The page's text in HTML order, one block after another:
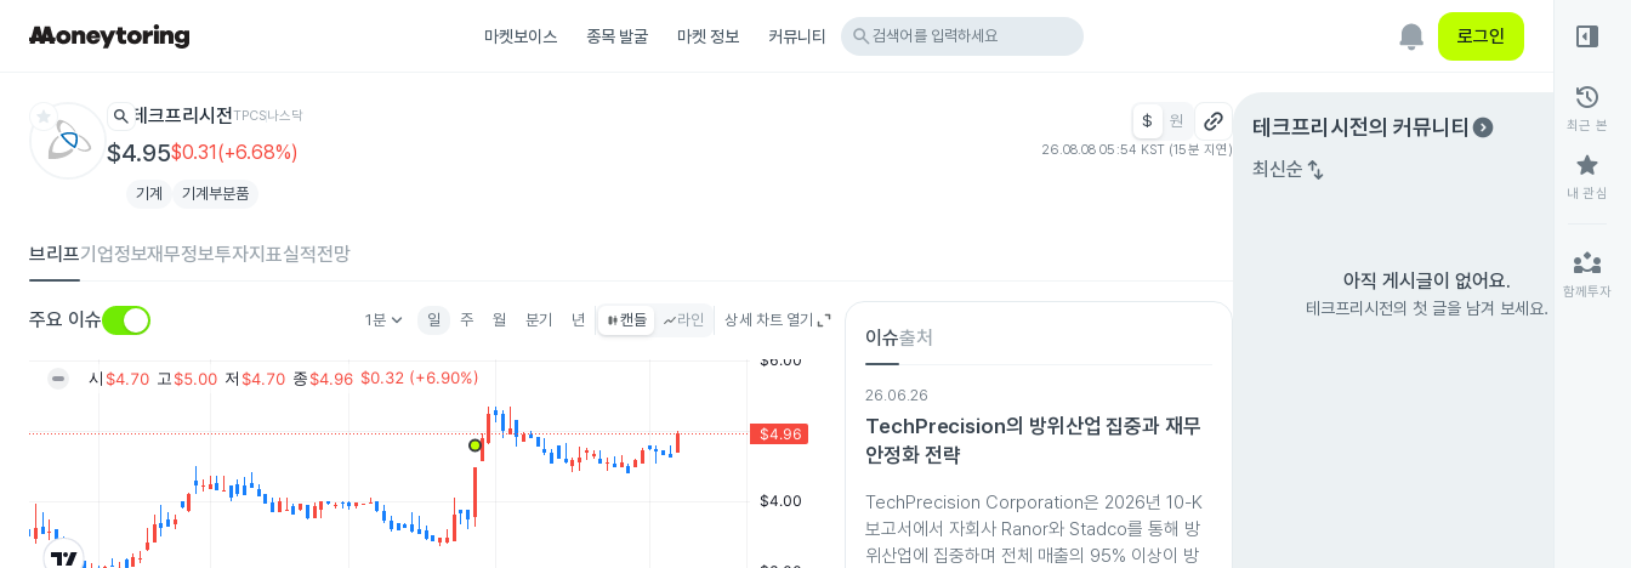
마켓보이스 종목 발굴 마켓 정보 커뮤니티 search 검색어를 입력하세요 로그인
star search 테크프리시전TPCS나스닥
$4.95$0.31(+6.68%)
$ 원
26.08.08 05:54 KST (15분 지연)
기계 기계부분품
브리프기업정보재무정보투자지표실적전망
주요 이슈 1분keyboard_arrow_down 일 주 월 분기 년 캔들 라인 상세 차트 열기
이슈출처
26.06.26
TechPrecision의 방위산업 집중과 재무
안정화 전략
TechPrecision Corporation은 2026년 10-K
보고서에서 자회사 Ranor와 Stadco를 통해 방
위산업에 집중하며 전체 매출의 95% 이상이 방
테크프리시전의 커뮤니티 expand_circle_right
최신순 swap_vert
아직 게시글이 없어요.
테크프리시전의 첫 글을 남겨 보세요.
right_panel_open
history
최근 본
star
내 관심
partner_exchange
함께투자